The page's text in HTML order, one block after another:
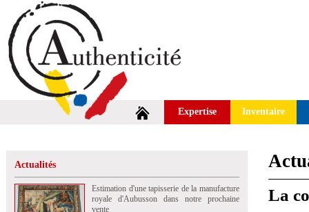
Expertise Inventaire
Actualités
Estimation d'une tapisserie de la manufacture
royale d'Aubusson dans notre prochaine
vente
La